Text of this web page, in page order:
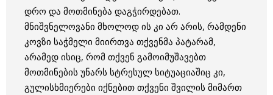
დრო და მოთმინება დაგჭირდებათ.
მნიშვნელოვანი მხოლოდ ის კი არ არის, რამდენი
კოვზი საჭმელი მიირთვა თქვენმა პატარამ,
არამედ ისიც, რომ თქვენ გამოიმუშავებთ
მოთმინების უნარს სტრესულ სიტუაციაშიც კი,
გულისხმიერები იქნებით თქვენი შვილის მიმართ